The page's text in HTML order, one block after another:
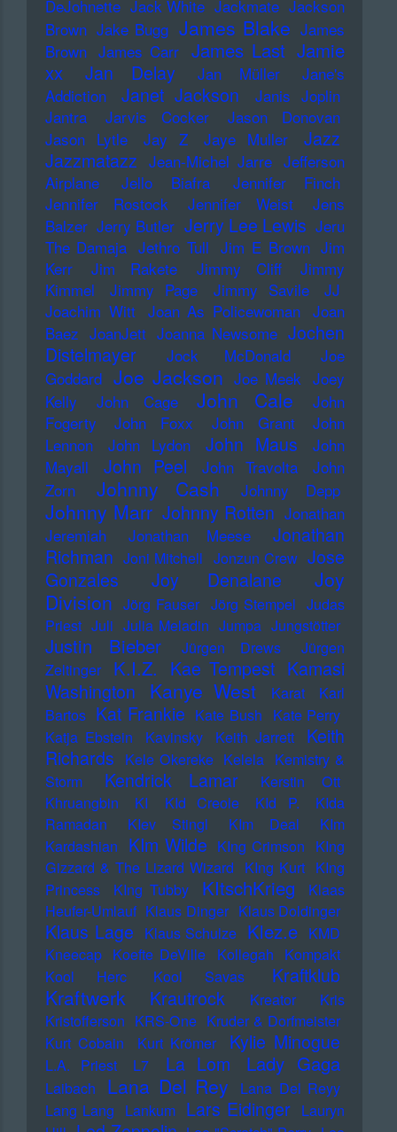
DeJohnette Jack White Jackmate Jackson
Brown Jake Bugg James Blake James
Brown James Carr James Last Jamie
xx
Jan Delay Jan Müller
Jane's
Addiction
Janet Jackson
Janis Joplin
Jantra
Jarvis Cocker
Jason Donovan
Jason Lytle
Jay Z Jaye Muller
Jazz
Jazzmatazz Jean-Michel Jarre Jefferson
Airplane
Jello Biafra
Jennifer Finch
Jennifer Rostock
Jennifer Weist
Jens
Balzer Jerry Butler Jerry Lee Lewis Jeru
The Damaja Jethro Tull Jim E Brown Jim
Kerr
Jim Rakete Jimmy Cliff
Jimmy
Kimmel
Jimmy Page Jimmy Savile
JJ
Joachim Witt Joan As Policewoman Joan
Baez JoanJett Joanna Newsome Jochen
Distelmayer
Jock McDonald
Joe
Goddard Joe Jackson Joe Meek Joey
Kelly
John Cage John Cale
John
Fogerty
John Foxx John Grant
John
Lennon
John Lydon John Maus
John
Mayall
John Peel John Travolta
John
Zorn
Johnny Cash Johnny Depp
Johnny Marr Johnny Rotten Jonathan
Jeremiah
Jonathan Meese
Jonathan
Richman Joni Mitchell Jonzun Crew Jose
Gonzales
Joy Denalane
Joy
Division Jörg Fauser Jörg Stempel Judas
Priest Juli Julia Meladin Jumpa Jungstötter
Justin Bieber Jürgen Drews
Jürgen
Zeltinger
K.I.Z. Kae Tempest Kamasi
Washington
Kanye West Karat
Karl
Bartos Kat Frankie Kate Bush Kate Perry
Katja Ebstein
Kavinsky Keith Jarrett
Keith
Richards Kele Okereke Kelela Kemistry &
Storm
Kendrick Lamar
Kerstin Ott
Khruangbin
KI KId Creole KId P.
KIda
Ramadan
KIev Stingl KIm Deal
KIm
Kardashian KIm Wilde KIng Crimson KIng
Gizzard & The Lizard Wizard KIng Kurt KIng
Princess
KIng Tubby KItschKrieg
Klaas
Heufer-Umlauf Klaus Dinger Klaus Doldinger
Klaus Lage Klaus Schulze Klez.e KMD
Kneecap Koefte DeVille Kollegah Kompakt
Kool Herc
Kool Savas Kraftklub
Kraftwerk Krautrock Kreator
Kris
Kristofferson KRS-One Kruder & Dorfmeister
Kurt Cobain
Kurt Krömer Kylie Minogue
L.A. Priest L7 La Lom Lady Gaga
Laibach Lana Del Rey
Lana Del Reyy
Lang Lang Lankum Lars Eidinger Lauryn